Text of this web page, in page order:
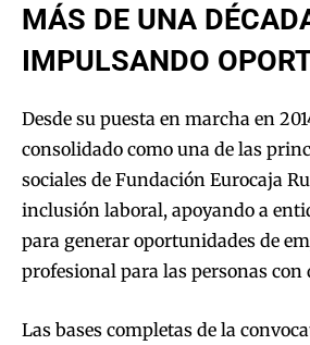
MÁS DE UNA
IMPULSANDO
Desde su puesta en marcha en
consolidado como una de las
sociales de Fundación Eurocaja
inclusión laboral, apoyando a
para generar oportunidades de
profesional para las personas con
Las bases completas de la